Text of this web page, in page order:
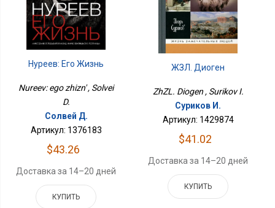
Нуреев: Его Жизнь
Nureev: ego zhizn' , Solvei
D.
Солвей Д.
Артикул: 1376183
$43.26
Доставка за 14–20 дней
КУПИТЬ
ЖЗЛ. Диоген
ZhZL. Diogen , Surikov I.
Суриков И.
Артикул: 1429874
$41.02
Доставка за 14–20 дней
КУПИТЬ